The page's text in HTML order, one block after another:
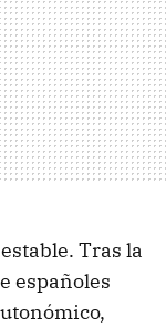
Tras la
españoles